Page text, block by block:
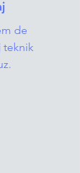
de
teknik